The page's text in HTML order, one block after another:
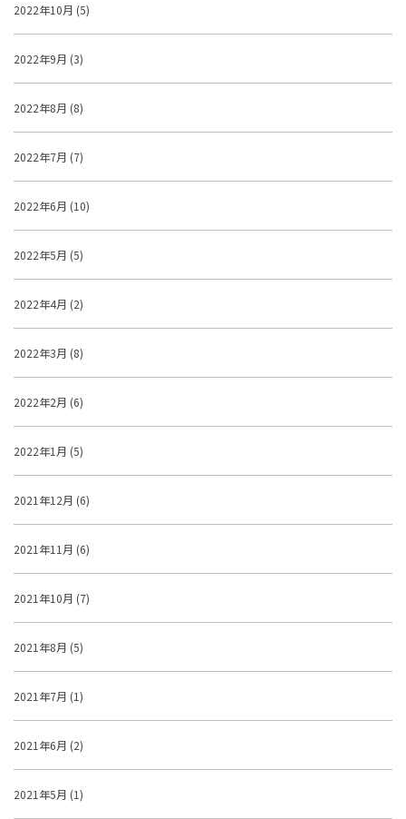
2022年10月 (5)
2022年9月 (3)
2022年8月 (8)
2022年7月 (7)
2022年6月 (10)
2022年5月 (5)
2022年4月 (2)
2022年3月 (8)
2022年2月 (6)
2022年1月 (5)
2021年12月 (6)
2021年11月 (6)
2021年10月 (7)
2021年8月 (5)
2021年7月 (1)
2021年6月 (2)
2021年5月 (1)